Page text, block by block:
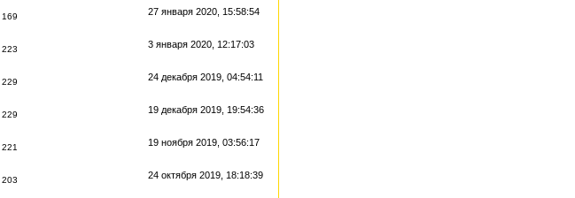
169 27 января 2020, 15:58:54
223 3 января 2020, 12:17:03
229 24 декабря 2019, 04:54:11
229 19 декабря 2019, 19:54:36
221 19 ноября 2019, 03:56:17
203 24 октября 2019, 18:18:39